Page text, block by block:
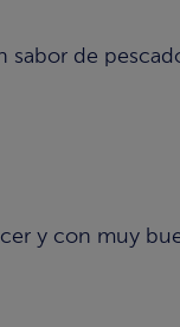
de
y con muy